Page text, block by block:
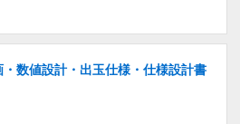
・数値設計・出玉仕様・仕様設計書